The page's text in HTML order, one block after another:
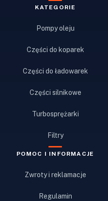
KATEGORIE
Pompy oleju
Części do koparek
Części do ładowarek
Części silnikowe
Turbosprężarki
Filtry
POMOC I INFORMACJE
Zwroty i reklamacje
Regulamin